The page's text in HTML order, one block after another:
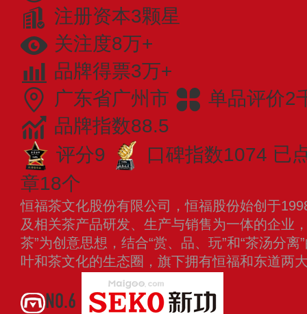
注册资本3颗星
关注度8万+
品牌得票3万+
广东省广州市
单品评价2
品牌指数88.5
评分9
口碑指数1074 已
章18个
恒福茶文化股份有限公司，恒福股份始创于
及相关茶产品研发、生产与销售为一体的企业
茶”为创意思想，结合“赏、品、玩”和“茶汤分
叶和茶文化的生态圈，旗下拥有恒福和东道两
NO.6